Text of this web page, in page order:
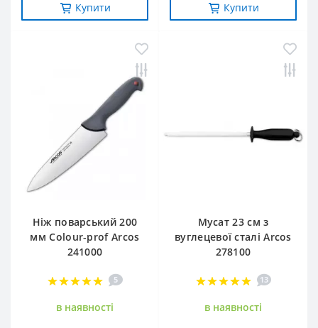
Купити Купити
Ніж поварський 200
мм Сolour-prof Arcos
241000
5
в наявностi
Мусат 23 см з
вуглецевої сталі Arcos
278100
13
в наявностi